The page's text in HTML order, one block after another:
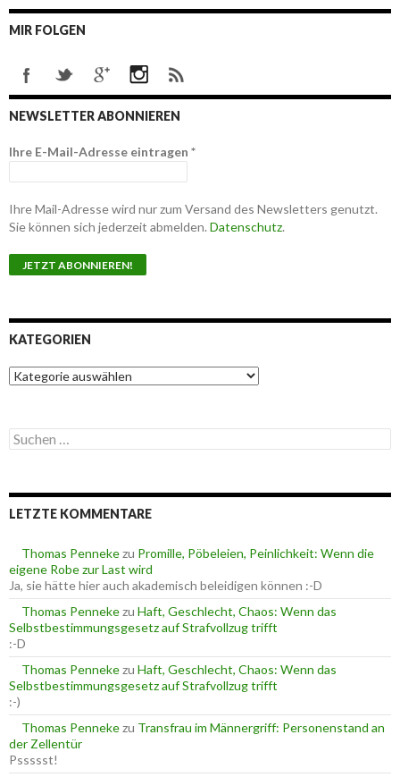
MIR FOLGEN
NEWSLETTER ABONNIEREN
Ihre E-Mail-Adresse eintragen *
Ihre Mail-Adresse wird nur zum Versand des Newsletters genutzt.
Sie können sich jederzeit abmelden. Datenschutz.
KATEGORIEN
K
a
g
o
n
S
u
e
n
c
h
:
LETZTE KOMMENTARE
Thomas Pennekezu Promille, Pöbeleien, Peinlichkeit: Wenn die
eigene Robe zur Last wird
Ja, sie hätte hier auch akademisch beleidigen können :-D
Thomas Pennekezu Haft, Geschlecht, Chaos: Wenn das
Selbstbestimmungsgesetz auf Strafvollzug trifft
:-D
Thomas Pennekezu Haft, Geschlecht, Chaos: Wenn das
Selbstbestimmungsgesetz auf Strafvollzug trifft
:-)
Thomas Pennekezu Transfrau im Männergriff: Personenstand an
der Zellentür
Pssssst!